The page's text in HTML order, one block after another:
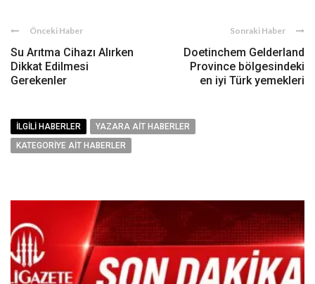
Önceki Haber
Su Arıtma Cihazı Alırken
Dikkat Edilmesi
Gerekenler
Sonraki Haber
Doetinchem Gelderland
Province bölgesindeki
en iyi Türk yemekleri
İLGILI HABERLER
YAZARA AIT HABERLER
KATEGORIYE AIT HABERLER